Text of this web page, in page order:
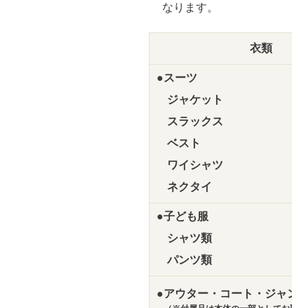
なります。
衣類
●スーツ
ジャケット
スラックス
ベスト
ワイシャツ
ネクタイ
●子ども服
シャツ類
パンツ類
●アウター・コート・ジャ